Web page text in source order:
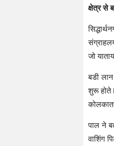
क्षेत्र से
जो
बडी
शुरू होते
पाल ने
वाशिंग